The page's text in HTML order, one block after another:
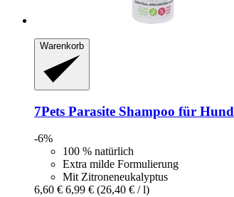
Warenkorb
7Pets Parasite Shampoo für
-6%
100 % natürlich
Extra milde Formulierung
Mit Zitroneneukalyptus
6,60 € 6,99 € (26,40 € / l)